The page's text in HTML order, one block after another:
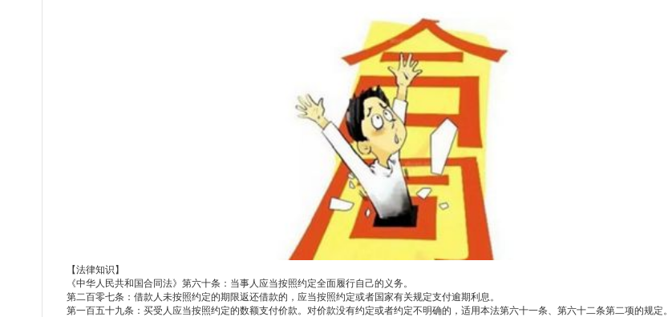
【法律知识】
《中华人民共和国合同法》第六十条：当事人应当按照约定全面履行自己的义务。
第二百零七条：借款人未按照约定的期限返还借款的，应当按照约定或者国家有关规定支付逾期利息。
第一百五十九条：买受人应当按照约定的数额支付价款。对价款没有约定或者约定不明确的，适用本法第六十一条、第六十二条第二项的规定。